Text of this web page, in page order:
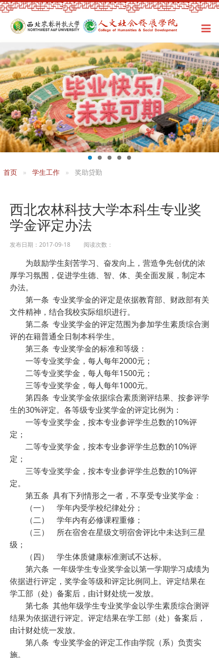
首页 学生工作 奖助贷勤
西北农林科技大学本科生专业奖
学金评定办法
发布日期：2017-09-18 阅读次数：
为鼓励学生刻苦学习、奋发向上，营造争先创优的浓
厚学习氛围，促进学生德、智、体、美全面发展，制定本
办法。
第一条 专业奖学金的评定是依据教育部、财政部有关
文件精神，结合我校实际组织进行。
第二条 专业奖学金的评定范围为参加学生素质综合测
评的在籍普通全日制本科学生。
第三条 专业奖学金的标准和等级：
一等专业奖学金，每人每年2000元；
二等专业奖学金，每人每年1500元；
三等专业奖学金，每人每年1000元。
第四条 专业奖学金依据综合素质测评结果、按参评学
生的30%评定。各等级专业奖学金的评定比例为：
一等专业奖学金，按本专业参评学生总数的10%评
定；
二等专业奖学金，按本专业参评学生总数的10%评
定；
三等专业奖学金，按本专业参评学生总数的10%评
定。
第五条 具有下列情形之一者，不享受专业奖学金：
（一） 学年内受学校纪律处分；
（二） 学年内有必修课程重修；
（三） 所在宿舍在星级文明宿舍评比中未达到三星
级；
（四） 学生体质健康标准测试不达标。
第六条 一年级学生专业奖学金以第一学期学习成绩为
依据进行评定，奖学金等级和评定比例同上。评定结果在
学工部（处）备案后，由计财处统一发放。
第七条 其他年级学生专业奖学金以学生素质综合测评
结果为依据进行评定。评定结果在学工部（处）备案后，
由计财处统一发放。
第八条 专业奖学金的评定工作由学院（系）负责实
施。